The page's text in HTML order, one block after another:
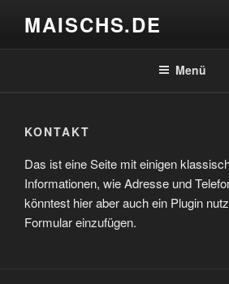
springen
MAISCHS.DE
Menü
KONTAKT
Das ist eine Seite mit einigen
Informationen, wie Adresse und
könntest hier aber auch ein Plugin
Formular einzufügen.